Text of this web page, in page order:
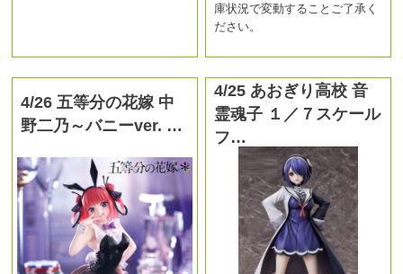
庫状況で変動することご了承く
ださい。
4/26 五等分の花嫁 中
野二乃～バニーver. …
4/25 あおぎり高校 音
霊魂子 １／７スケール
フ…